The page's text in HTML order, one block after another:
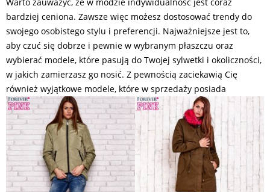
bardziej ceniona. Zawsze więc możesz dostosować trendy do
swojego osobistego stylu i preferencji. Najważniejsze jest to,
aby czuć się dobrze i pewnie w wybranym płaszczu oraz
wybierać modele, które pasują do Twojej sylwetki i okoliczności,
w jakich zamierzasz go nosić. Z pewnością zaciekawią Cię
również wyjątkowe modele, które w sprzedaży posiada